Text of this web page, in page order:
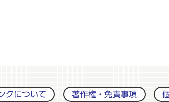
クについて 著作権・免責事項